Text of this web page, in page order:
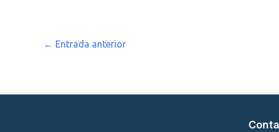
← Entrada anterior